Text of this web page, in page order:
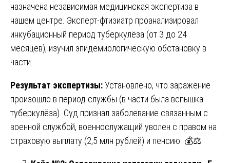
назначена независимая медицинская экспертиза в
нашем центре. Эксперт-фтизиатр проанализировал
инкубационный период туберкулёза (от 3 до 24
месяцев), изучил эпидемиологическую обстановку в
части.
Результат экспертизы:Установлено, что заражение
произошло в период службы (в части была вспышка
туберкулёза). Суд признал заболевание связанным с
военной службой, военнослужащий уволен с правом на
страховую выплату (2,5 млн рублей) и пенсию. 💰⚖️